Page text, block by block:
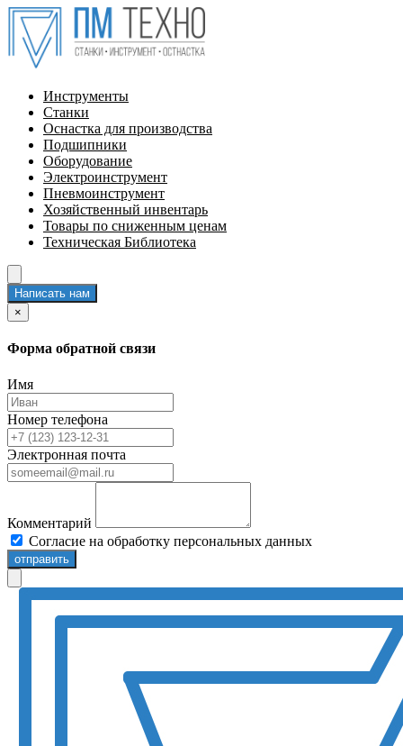
Инструменты
Станки
Оснастка для производства
Подшипники
Оборудование
Электроинструмент
Пневмоинструмент
Хозяйственный инвентарь
Товары по сниженным ценам
Техническая Библиотека
Написать нам
×
Форма обратной связи
Имя
Номер телефона
Электронная почта
Комментарий
Согласие на обработку персональных данных
отправить